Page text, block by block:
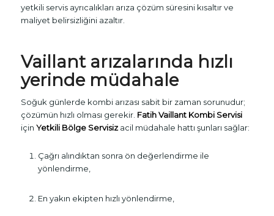
yetkili servis ayrıcalıkları arıza çözüm süresini kısaltır ve
maliyet belirsizliğini azaltır.
Vaillant arızalarında hızlı
yerinde müdahale
Soğuk günlerde kombi arızası sabit bir zaman sorunudur;
çözümün hızlı olması gerekir. Fatih Vaillant Kombi Servisi
için Yetkili Bölge Servisizacil müdahale hattı şunları sağlar:
Çağrı alındıktan sonra ön değerlendirme ile
yönlendirme,
En yakın ekipten hızlı yönlendirme,